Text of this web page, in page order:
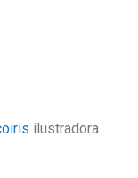
ilustradora